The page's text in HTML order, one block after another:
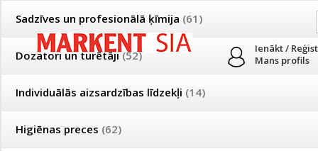
Ienākt /
Mans profils
Sadzīves un profesionālā ķīmija (61)
Dozatori un turētāji(52)
Individuālās aizsardzības līdzekļi (14)
Higiēnas preces (62)
PAR MUMS
PRODUKTI